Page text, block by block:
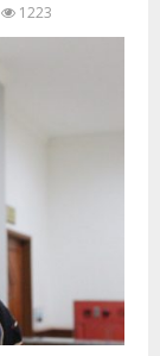
1223